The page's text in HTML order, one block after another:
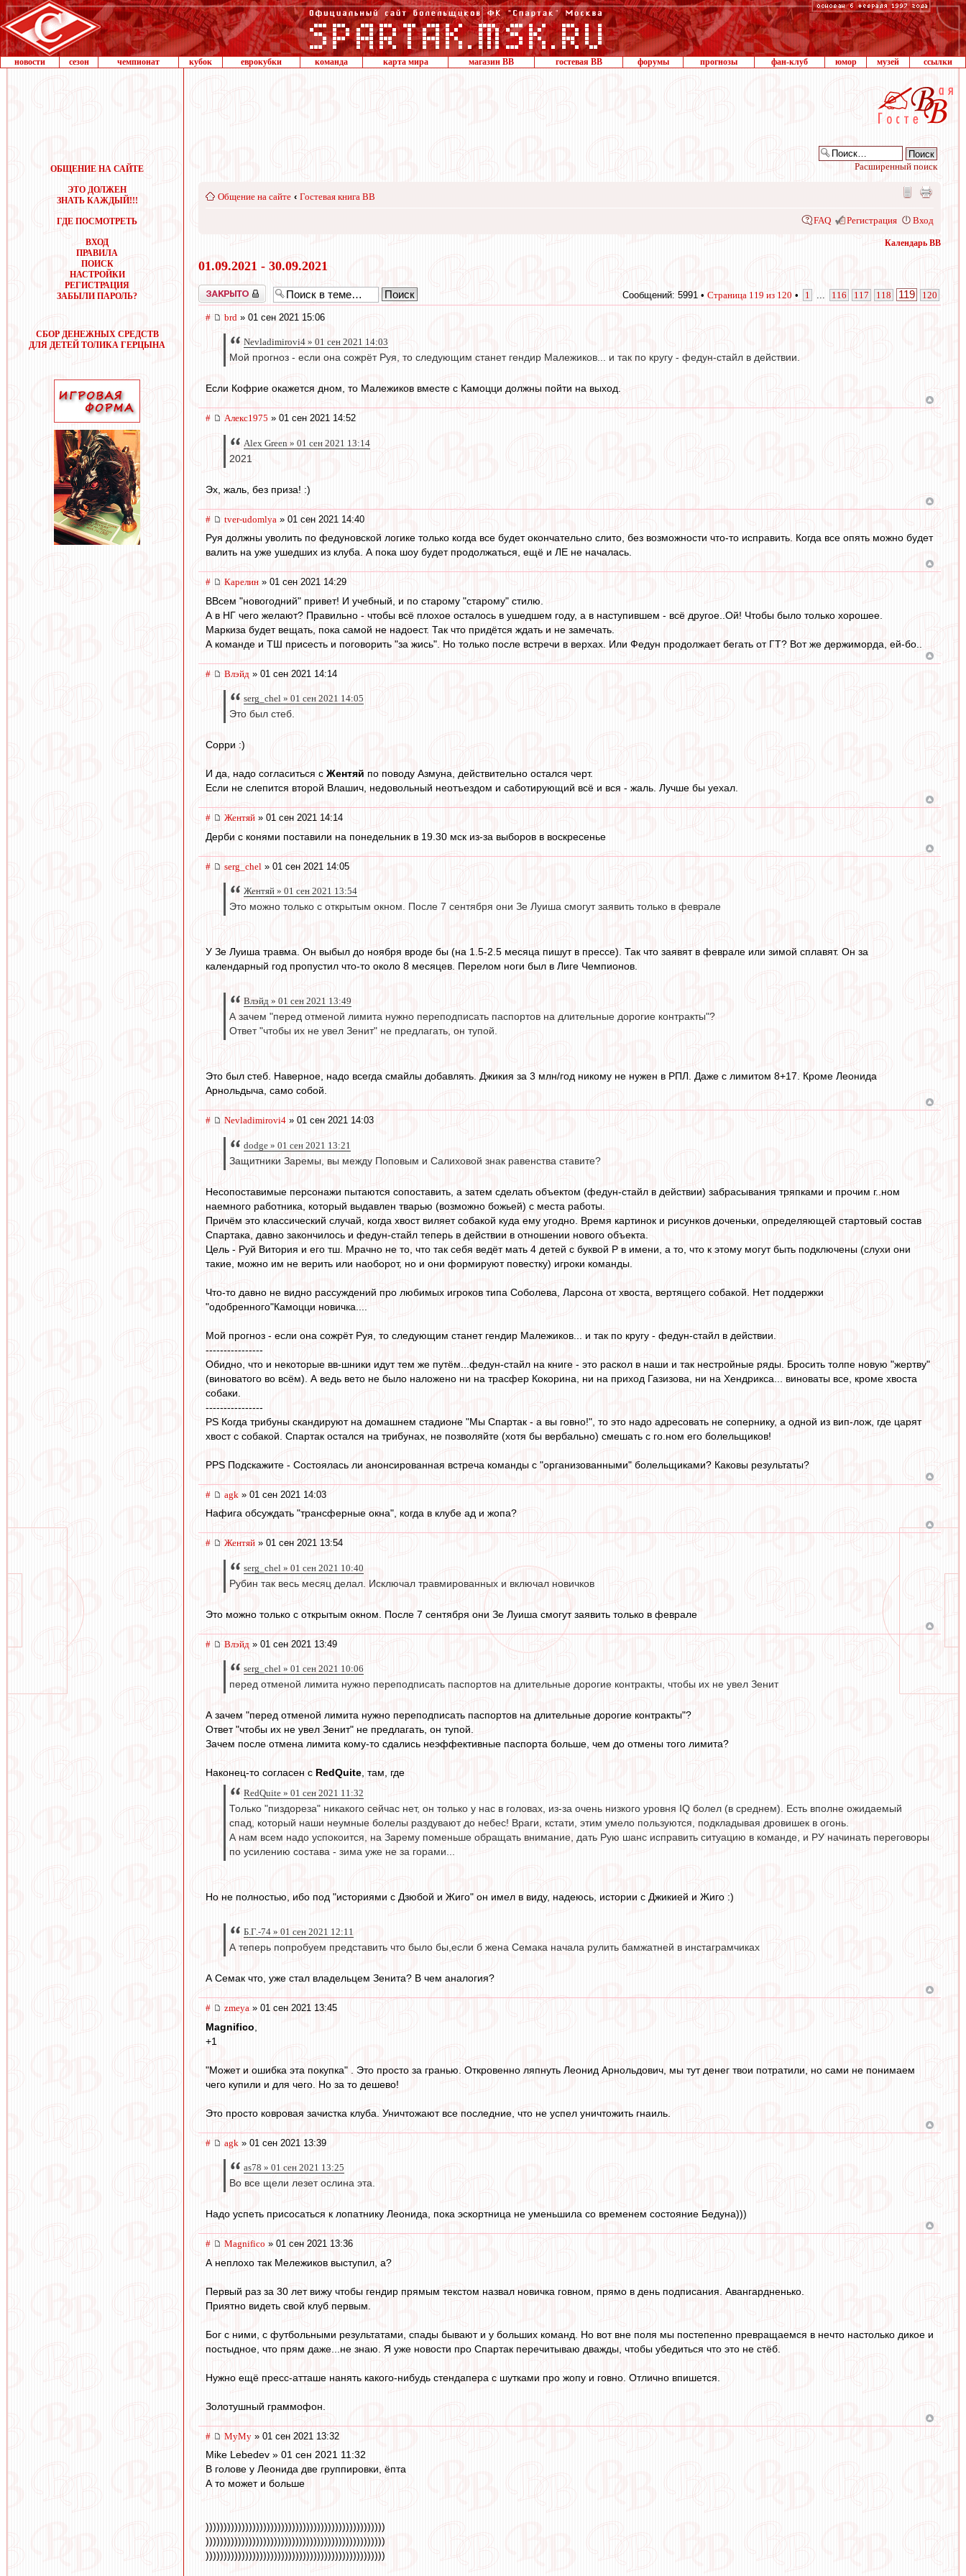
новости сезон чемпионат кубок еврокубки команда карта мира магазин ВВ гостевая ВВ форумы прогнозы фан-клуб юмор музей ссылки
ОБЩЕНИЕ НА САЙТЕ
ЭТО ДОЛЖЕН
ЗНАТЬ КАЖДЫЙ!!!
ГДЕ ПОСМОТРЕТЬ
ВХОД
ПРАВИЛА
ПОИСК
НАСТРОЙКИ
РЕГИСТРАЦИЯ
ЗАБЫЛИ ПАРОЛЬ?
СБОР ДЕНЕЖНЫХ СРЕДСТВ
ДЛЯ ДЕТЕЙ ТОЛИКА ГЕРЦЫНА
Расширенный поиск
Общение на сайте ‹ Гостевая книга ВВ
FAQ Регистрация Вход
Календарь ВВ
01.09.2021 - 30.09.2021
Закрыто Сообщений: 5991 • Страница 119 из 120 • 1 116 117 118 119 120
# brd » 01 сен 2021 15:06
Nevladimirovi4 » 01 сен 2021 14:03
Мой прогноз - если она сожрёт Руя, то следующим станет гендир Малежиков... и так по кругу - федун-стайл в действии.
Если Кофрие окажется дном, то Малежиков вместе с Камоцци должны пойти на выход.
# Алекс1975 » 01 сен 2021 14:52
Alex Green » 01 сен 2021 13:14
2021
Эх, жаль, без приза! :)
# tver-udomlya » 01 сен 2021 14:40
Руя должны уволить по федуновской логике только когда все будет окончательно слито, без возможности что-то исправить. Когда все опять можно будет
валить на уже ушедших из клуба. А пока шоу будет продолжаться, ещё и ЛЕ не началась.
# Карелин » 01 сен 2021 14:29
ВВсем "новогодний" привет! И учебный, и по старому "старому" стилю.
А в НГ чего желают? Правильно - чтобы всё плохое осталось в ушедшем году, а в наступившем - всё другое..Ой! Чтобы было только хорошее.
Маркиза будет вещать, пока самой не надоест. Так что придётся ждать и не замечать.
А команде и ТШ присесть и поговорить "за жись". Но только после встречи в верхах. Или Федун продолжает бегать от ГТ? Вот же держиморда, ей-бо..
# Влэйд » 01 сен 2021 14:14
serg_chel » 01 сен 2021 14:05
Это был стеб.
Сорри :)
И да, надо согласиться с Жентяй по поводу Азмуна, действительно остался черт.
Если не слепится второй Влашич, недовольный неотъездом и саботирующий всё и вся - жаль. Лучше бы уехал.
# Жентяй » 01 сен 2021 14:14
Дерби с конями поставили на понедельник в 19.30 мск из-за выборов в воскресенье
# serg_chel » 01 сен 2021 14:05
Жентяй » 01 сен 2021 13:54
Это можно только с открытым окном. После 7 сентября они Зе Луиша смогут заявить только в феврале
У Зе Луиша травма. Он выбыл до ноября вроде бы (на 1.5-2.5 месяца пишут в прессе). Так что заявят в феврале или зимой сплавят. Он за
календарный год пропустил что-то около 8 месяцев. Перелом ноги был в Лиге Чемпионов.
Влэйд » 01 сен 2021 13:49
А зачем "перед отменой лимита нужно переподписать паспортов на длительные дорогие контракты"?
Ответ "чтобы их не увел Зенит" не предлагать, он тупой.
Это был стеб. Наверное, надо всегда смайлы добавлять. Джикия за 3 млн/год никому не нужен в РПЛ. Даже с лимитом 8+17. Кроме Леонида
Арнольдыча, само собой.
# Nevladimirovi4 » 01 сен 2021 14:03
dodge » 01 сен 2021 13:21
Защитники Заремы, вы между Поповым и Салиховой знак равенства ставите?
Несопоставимые персонажи пытаются сопоставить, а затем сделать объектом (федун-стайл в действии) забрасывания тряпками и прочим г..ном
наемного работника, который выдавлен тварью (возможно божьей) с места работы.
Причём это классический случай, когда хвост виляет собакой куда ему угодно. Время картинок и рисунков доченьки, определяющей стартовый состав
Спартака, давно закончилось и федун-стайл теперь в действии в отношении нового объекта.
Цель - Руй Витория и его тш. Мрачно не то, что так себя ведёт мать 4 детей с буквой Р в имени, а то, что к этому могут быть подключены (слухи они
такие, можно им не верить или наоборот, но и они формируют повестку) игроки команды.
Что-то давно не видно рассуждений про любимых игроков типа Соболева, Ларсона от хвоста, вертящего собакой. Нет поддержки
"одобренного"Камоцци новичка....
Мой прогноз - если она сожрёт Руя, то следующим станет гендир Малежиков... и так по кругу - федун-стайл в действии.
----------------
Обидно, что и некоторые вв-шники идут тем же путём...федун-стайл на книге - это раскол в наши и так нестройные ряды. Бросить толпе новую "жертву"
(виноватого во всём). А ведь вето не было наложено ни на трасфер Кокорина, ни на приход Газизова, ни на Хендрикса... виноваты все, кроме хвоста
собаки.
----------------
PS Когда трибуны скандируют на домашнем стадионе "Мы Спартак - а вы говно!", то это надо адресовать не сопернику, а одной из вип-лож, где царят
хвост с собакой. Спартак остался на трибунах, не позволяйте (хотя бы вербально) смешать с го.ном его болельщиков!
PPS Подскажите - Cостоялась ли анонсированная встреча команды с "организованными" болельщиками? Каковы результаты?
# agk » 01 сен 2021 14:03
Нафига обсуждать "трансферные окна", когда в клубе ад и жопа?
# Жентяй » 01 сен 2021 13:54
serg_chel » 01 сен 2021 10:40
Рубин так весь месяц делал. Исключал травмированных и включал новичков
Это можно только с открытым окном. После 7 сентября они Зе Луиша смогут заявить только в феврале
# Влэйд » 01 сен 2021 13:49
serg_chel » 01 сен 2021 10:06
перед отменой лимита нужно переподписать паспортов на длительные дорогие контракты, чтобы их не увел Зенит
А зачем "перед отменой лимита нужно переподписать паспортов на длительные дорогие контракты"?
Ответ "чтобы их не увел Зенит" не предлагать, он тупой.
Зачем после отмена лимита кому-то сдались неэффективные паспорта больше, чем до отмены того лимита?
Наконец-то согласен с RedQuite, там, где
RedQuite » 01 сен 2021 11:32
Только "пиздореза" никакого сейчас нет, он только у нас в головах, из-за очень низкого уровня IQ болел (в среднем). Есть вполне ожидаемый
спад, который наши неумные болелы раздувают до небес! Враги, кстати, этим умело пользуются, подкладывая дровишек в огонь.
А нам всем надо успокоится, на Зарему поменьше обращать внимание, дать Рую шанс исправить ситуацию в команде, и РУ начинать переговоры
по усилению состава - зима уже не за горами...
Но не полностью, ибо под "историями с Дзюбой и Жиго" он имел в виду, надеюсь, истории с Джикией и Жиго :)
Б.Г.-74 » 01 сен 2021 12:11
А теперь попробуем представить что было бы,если б жена Семака начала рулить бамжатней в инстаграмчиках
А Семак что, уже стал владельцем Зенита? В чем аналогия?
# zmeya » 01 сен 2021 13:45
Magnifico
+1
"Может и ошибка эта покупка" . Это просто за гранью. Откровенно ляпнуть Леонид Арнольдович, мы тут денег твои потратили, но сами не понимаем
чего купили и для чего. Но за то дешево!
Это просто ковровая зачистка клуба. Уничтожают все последние, что не успел уничтожить гнаиль.
# agk » 01 сен 2021 13:39
as78 » 01 сен 2021 13:25
Во все щели лезет ослина эта.
Надо успеть присосаться к лопатнику Леонида, пока эскортница не уменьшила со временем состояние Бедуна)))
# Magnifico » 01 сен 2021 13:36
А неплохо так Мележиков выступил, а?
Первый раз за 30 лет вижу чтобы гендир прямым текстом назвал новичка говном, прямо в день подписания. Авангардненько.
Приятно видеть свой клуб первым.
Бог с ними, с футбольными результатами, спады бывают и у больших команд. Но вот вне поля мы постепенно превращаемся в нечто настолько дикое и
постыдное, что прям даже...не знаю. Я уже новости про Спартак перечитываю дважды, чтобы убедиться что это не стёб.
Нужно ещё пресс-атташе нанять какого-нибудь стендапера с шутками про жопу и говно. Отлично впишется.
Золотушный граммофон.
# МуМу » 01 сен 2021 13:32
Mike Lebedev » 01 сен 2021 11:32
В голове у Леонида две группировки, ёпта
А то может и больше
))))))))))))))))))))))))))))))))))))))))))))))))))
))))))))))))))))))))))))))))))))))))))))))))))))))
))))))))))))))))))))))))))))))))))))))))))))))))))